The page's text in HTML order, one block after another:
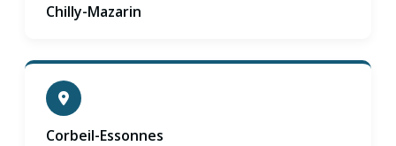
Chilly-Mazarin
Corbeil-Essonnes